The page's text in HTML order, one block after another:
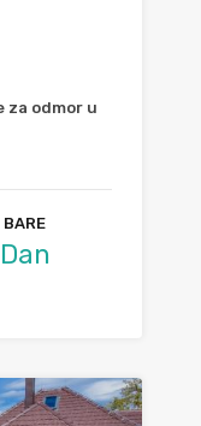
za odmor u